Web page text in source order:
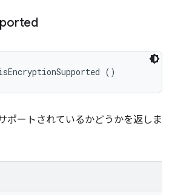
()
ポートされているかどうかを返しま